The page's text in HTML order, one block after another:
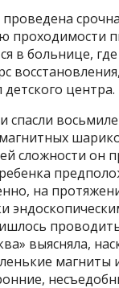
проходимости
в больнице,
центра.
спасли
сложности он
на
выясняла,
магниты